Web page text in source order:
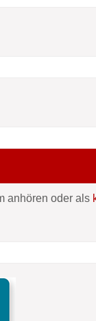
anhören oder als